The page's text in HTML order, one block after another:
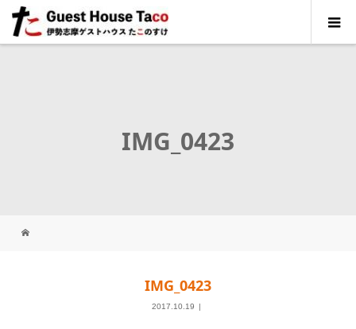
IMG_0423
IMG_0423
2017.10.19